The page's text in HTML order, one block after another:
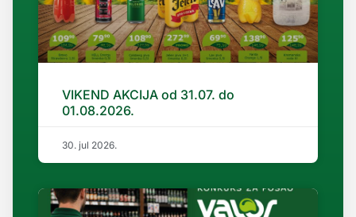
VIKEND AKCIJA od 31.07. do
01.08.2026.
30. jul 2026.